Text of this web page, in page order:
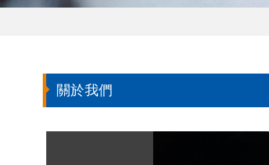
關於我們